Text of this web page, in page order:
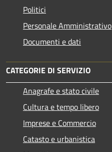
Politici
Personale Amministrativo
Documenti e dati
CATEGORIE DI SERVIZIO
Anagrafe e stato civile
Cultura e tempo libero
Imprese e Commercio
Catasto e urbanistica